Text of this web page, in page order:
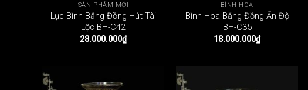
SẢN PHẨM MỚI
Lục Bình Bằng Đồng Hút Tài
Lộc BH-C42
28.000.000₫
BÌNH HOA
Bình Hoa Bằng Đồng Ấn Độ
BH-C35
18.000.000₫